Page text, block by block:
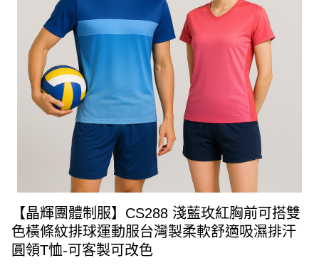
【晶輝團體制服】CS288 淺藍玫紅胸前可搭雙
色橫條紋排球運動服台灣製柔軟舒適吸濕排汗
圓領T恤-可客製可改色